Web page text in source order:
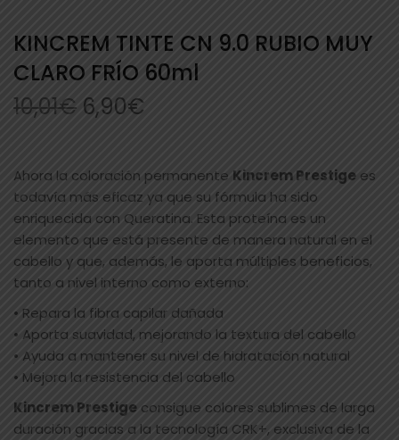
KINCREM TINTE CN 9.0 RUBIO MUY
CLARO FRÍO 60ml
10,01€ 6,90€
Ahora la coloración permanente Kincrem Prestige es
todavía más eficaz ya que su fórmula ha sido
enriquecida con Queratina. Esta proteína es un
elemento que está presente de manera natural en el
cabello y que, además, le aporta múltiples beneficios,
tanto a nivel interno como externo:
• Repara la fibra capilar dañada
• Aporta suavidad, mejorando la textura del cabello
• Ayuda a mantener su nivel de hidratación natural
• Mejora la resistencia del cabello
Kincrem Prestige consigue colores sublimes de larga
duración gracias a la tecnología CRK+, exclusiva de la